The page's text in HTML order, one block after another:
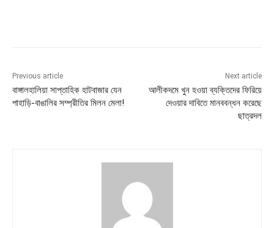
Previous article
বাঙ্গালহালিয়া সাপ্তাহিক হাটবাজার যেন
পাহাড়ি-বাঙালির সম্প্রীতির মিলন মেলা!
Next article
আলীকদমে খুন হওয়া ব্যক্তিদের ফিরিয়ে
দেওয়ার দাবিতে মানববন্ধন করেছে
ছাত্রদল